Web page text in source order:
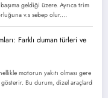
geldiği üzere. Ayrıca trim
v.s sebep olur.…
Farklı duman türleri ve
motorun yakıtı olması gere
gösterir. Bu durum, dizel araçlard